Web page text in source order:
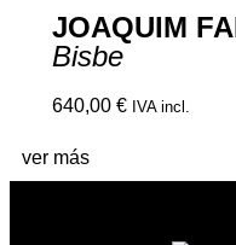
JOAQUIM
Bisbe
640,00 € IVA incl.
ver más